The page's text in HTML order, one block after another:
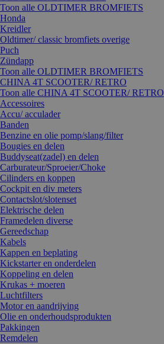
Toon alle OLDTIMER BROMFIETS
Honda
Kreidler
Oldtimer/ classic bromfiets overige
Puch
Zündapp
Toon alle OLDTIMER BROMFIETS
CHINA 4T SCOOTER/ RETRO
Toon alle CHINA 4T SCOOTER/ RETRO
Accessoires
Accu/ acculader
Banden
Benzine en olie pomp/slang/filter
Bougies en delen
Buddyseat(zadel) en delen
Carburateur/Sproeier/Choke
Cilinders en koppen
Cockpit en div meters
Contactslot/slotenset
Elektrische delen
Framedelen diverse
Gereedschap
Kabels
Kappen en beplating
Kickstarter en onderdelen
Koppeling en delen
Krukas + moeren
Luchtfilters
Motor en aandrijving
Olie en onderhoudsprodukten
Pakkingen
Remdelen